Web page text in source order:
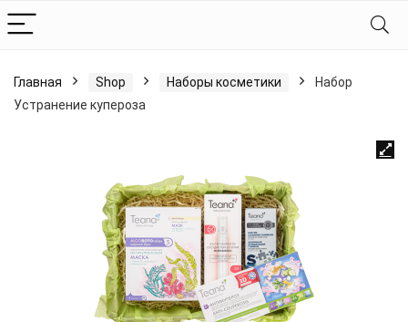
Главная Shop Наборы косметики
Набор
Устранение купероза